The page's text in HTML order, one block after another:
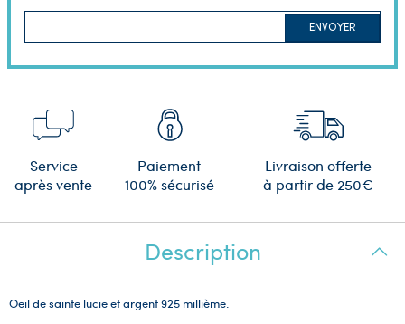
ENVOYER
Service
après vente
Paiement
100% sécurisé
Livraison offerte
à partir de 250€
Description
Oeil de sainte lucie et argent 925 millième.